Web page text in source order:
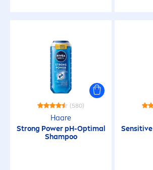
Alle Haartypen
Normales Haar
Strapazierte Kopfhaut
Strapaziertes Haar
(580)
Haare
Strong Power pH-Optimal
Shampoo
Sensitive